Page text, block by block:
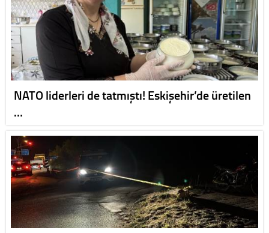
NATO liderleri de tatmıştı! Eskişehir’de üretilen
…